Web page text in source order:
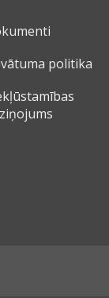
politika